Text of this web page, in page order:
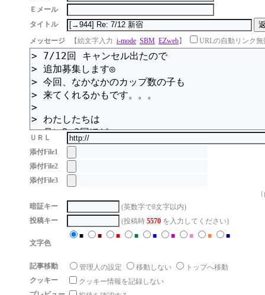
Ｅメール
タイトル
メッセージ
【絵文字入力 i-mode SBM EZweb】 URLの自動リンク無
ＵＲＬ
添付File1
添付File2
添付File3
暗証キー
(英数字で8文字以内)
投稿キー
(投稿時 5570 を入力してください)
文字色
■ ■ ■ ■ ■ ■ ■ ■ ■
記事移動 管理人の設定 移動しない
トップへ移動
クッキー
クッキー情報を記録しない